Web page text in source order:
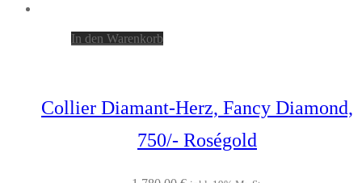
In den Warenkorb
Collier Diamant-Herz, Fancy Diamond,
750/- Roségold